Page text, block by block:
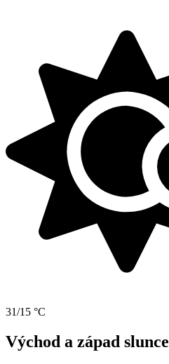
31/15 °C
Východ a západ slunce